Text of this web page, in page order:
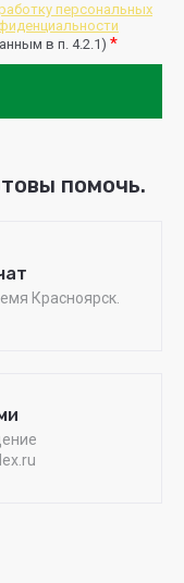
персональных
в п. 4.2.1) *
помочь.
Красноярск.